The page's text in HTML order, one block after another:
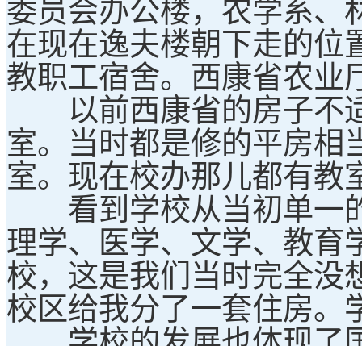
委员会办公楼，农学系、
在现在逸夫楼朝下走的位
教职工宿舍。西康省农业
以前西康省的房子不适
室。当时都是修的平房相
室。现在校办那儿都有教
看到学校从当初单一的
理学、医学、文学、教育
校，这是我们当时完全没
校区给我分了一套住房。